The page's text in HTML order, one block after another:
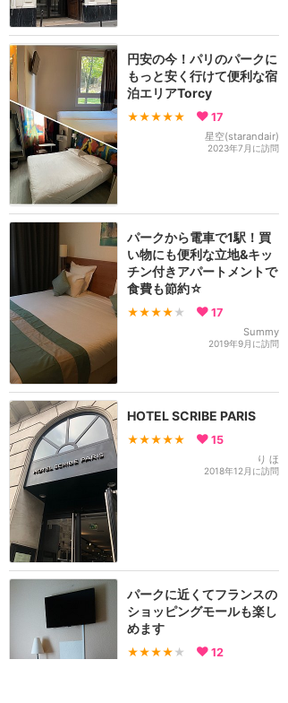
円安の今！パリのパークに
もっと安く行けて便利な宿
泊エリアTorcy
★★★★★ 17
星空(starandair)
2023年7月に訪問
パークから電車で1駅！買
い物にも便利な立地&キッ
チン付きアパートメントで
食費も節約☆
★★★★ ★ 17
Summy
2019年9月に訪問
HOTEL SCRIBE PARIS
★★★★★ 15
り ほ
2018年12月に訪問
パークに近くてフランスの
ショッピングモールも楽し
めます
★★★★ ★ 12